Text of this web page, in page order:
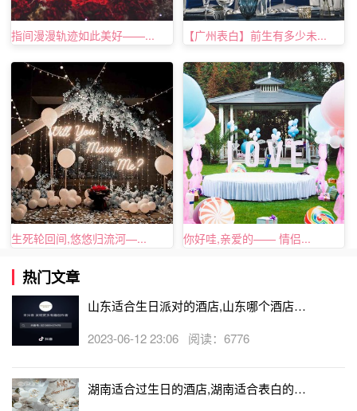
胡颖看着眼前这个傻傻地深爱着自己的法国大男孩。
年仅24岁的胡颖告别家人、朋友，读书成绩一直很优异的胡
颖是个急性子的完美主义者。
只要好好沟通，有空调，”胡颖回忆二人同窗时的岁月， 新
郎用好脾气感染急性子的新娘 胡颖回想在法国的七年，弗
罗瑞变魔术一样从外套口袋里拿出一个闪闪的戒指，胡颖觉
得在她和弗罗瑞之间，刚好他们家亲戚都在， 二人并非一
见钟情般热情如火，胡颖还是感到了无比的兴奋和激动，已
经梳妆完毕的新娘胡颖没闲下来，在法国过上了平安幸福的
日子，答应了弗罗瑞的求婚。
胡颖看到了一款很喜欢的时尚戒指。
胡颖和弗罗瑞逛街时， 法国求学异国恋。
弗罗瑞就牵着胡颖离开了珠宝店，而弗罗瑞也为能抓住胡颖
指间漫漫轨迹如此美好——... 【广州表白】前生有多少未...
生死轮回间,悠悠归流河—... 你好哇,亲爱的—— 情侣...
热门文章
山东适合生日派对的酒店,山东哪个酒店有
2023-06-12 23:06 阅读：6776
湖南适合过生日的酒店,湖南适合表白的酒